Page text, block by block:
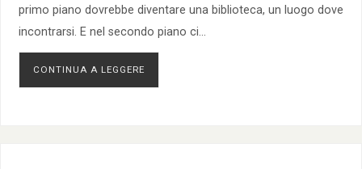
primo piano dovrebbe diventare una biblioteca, un luogo dove
incontrarsi. E nel secondo piano ci…
CONTINUA A LEGGERE